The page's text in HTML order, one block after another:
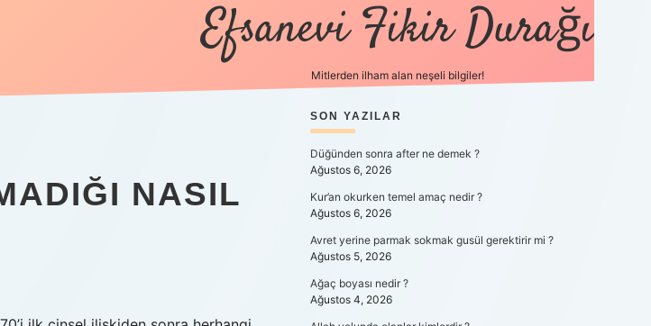
Efsanevi Fikir Durağı
Mitlerden ilham alan neşeli bilgiler!
NASIL
SIDEBAR
SON YAZILAR
Düğünden sonra after ne demek ?
Ağustos 6, 2026
Kur’an okurken temel amaç nedir ?
Ağustos 6, 2026
Avret yerine parmak sokmak gusül gerektirir mi ?
Ağustos 5, 2026
Ağaç boyası nedir ?
Ağustos 4, 2026